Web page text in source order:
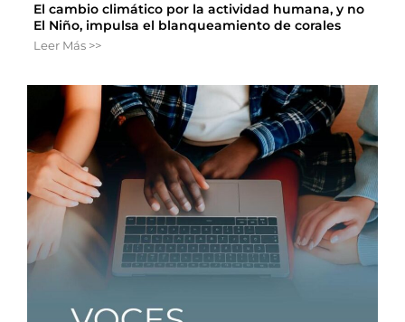
El cambio climático por la actividad humana, y no
El Niño, impulsa el blanqueamiento de corales
Leer Más >>